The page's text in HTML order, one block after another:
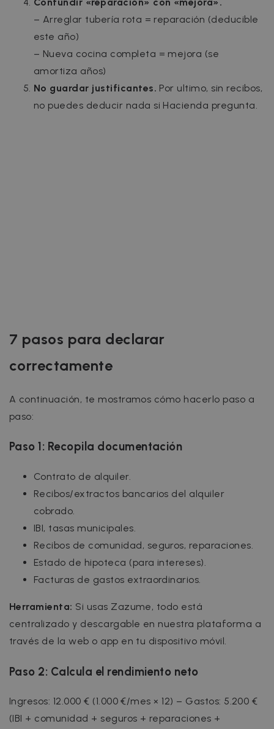
– Arreglar tubería rota = reparación (deducible
este año)
– Nueva cocina completa = mejora (se
amortiza años)
No guardar justificantes. Por ultimo, sin recibos,
no puedes deducir nada si Hacienda pregunta.
7 pasos para declarar
correctamente
A continuación, te mostramos cómo hacerlo paso a
paso:
Paso 1: Recopila documentación
Contrato de alquiler.
Recibos/extractos bancarios del alquiler
cobrado.
IBI, tasas municipales.
Recibos de comunidad, seguros, reparaciones.
Estado de hipoteca (para intereses).
Facturas de gastos extraordinarios.
Herramienta: Si usas Zazume, todo está
centralizado y descargable en nuestra plataforma a
través de la web o app en tu dispositivo móvil.
Paso 2: Calcula el rendimiento neto
Ingresos: 12.000 € (1.000 €/mes × 12) – Gastos: 5.200 €
(IBI + comunidad + seguros + reparaciones +